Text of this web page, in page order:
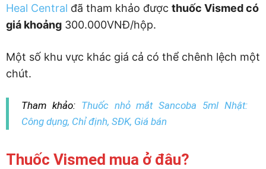
Heal Central đã tham khảo được thuốc Vismed có
giá khoảng 300.000VNĐ/hộp.
Một số khu vực khác giá cả có thể chênh lệch một
chút.
Tham khảo: Thuốc nhỏ mắt Sancoba 5ml Nhật:
Công dụng, Chỉ định, SĐK, Giá bán
Thuốc Vismed mua ở đâu?